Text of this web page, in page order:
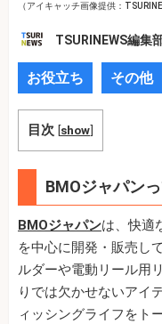
（アイキャッチ画像提供：
TSURINEWS編集
お役立ち その他
目次 [show]
BMOジャパン
BMOジャパンは、快適
を中心に開発・販売し
ルダーや電動リール用
りでは欠かせないアイ
ィッシングライフをト